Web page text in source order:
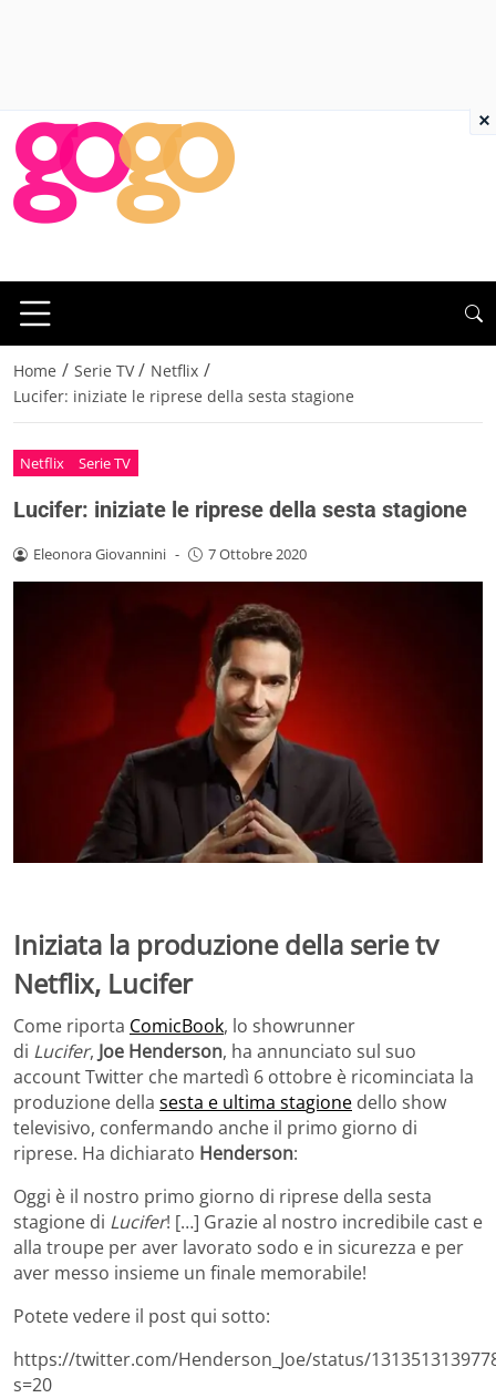
Home / Serie TV / Netflix /
Lucifer: iniziate le riprese della sesta stagione
Netflix Serie TV
Lucifer: iniziate le riprese della sesta stagione
Eleonora Giovannini - 7 Ottobre 2020
Iniziata la produzione della serie tv
Netflix, Lucifer
Come riporta ComicBook, lo showrunner
di Lucifer, Joe Henderson, ha annunciato sul suo
account Twitter che martedì 6 ottobre è ricominciata la
produzione della sesta e ultima stagione dello show
televisivo, confermando anche il primo giorno di
riprese. Ha dichiarato Henderson:
Oggi è il nostro primo giorno di riprese della sesta
stagione di Lucifer! […] Grazie al nostro incredibile cast e
alla troupe per aver lavorato sodo e in sicurezza e per
aver messo insieme un finale memorabile!
Potete vedere il post qui sotto:
https://twitter.com/Henderson_Joe/status/
s=20
×